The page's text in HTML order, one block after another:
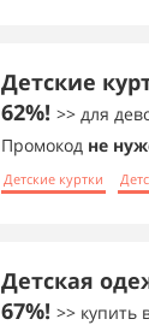
Детские
62%! >> для
Промокод не
Детские куртки
Детская
67%! >> купить